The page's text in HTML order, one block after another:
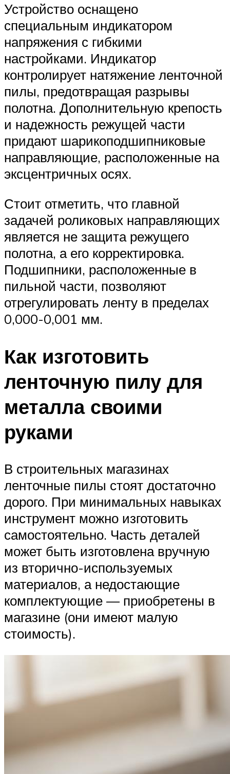
Устройство оснащено
специальным индикатором
напряжения с гибкими
настройками. Индикатор
контролирует натяжение ленточной
пилы, предотвращая разрывы
полотна. Дополнительную крепость
и надежность режущей части
придают шарикоподшипниковые
направляющие, расположенные на
эксцентричных осях.
Стоит отметить, что главной
задачей роликовых направляющих
является не защита режущего
полотна, а его корректировка.
Подшипники, расположенные в
пильной части, позволяют
отрегулировать ленту в пределах
0,000-0,001 мм.
Как изготовить
ленточную пилу для
металла своими
руками
В строительных магазинах
ленточные пилы стоят достаточно
дорого. При минимальных навыках
инструмент можно изготовить
самостоятельно. Часть деталей
может быть изготовлена вручную
из вторично-используемых
материалов, а недостающие
комплектующие — приобретены в
магазине (они имеют малую
стоимость).